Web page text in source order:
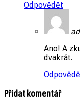
Odpovědět
Ano! A
dvakrát.
Přidat komentář